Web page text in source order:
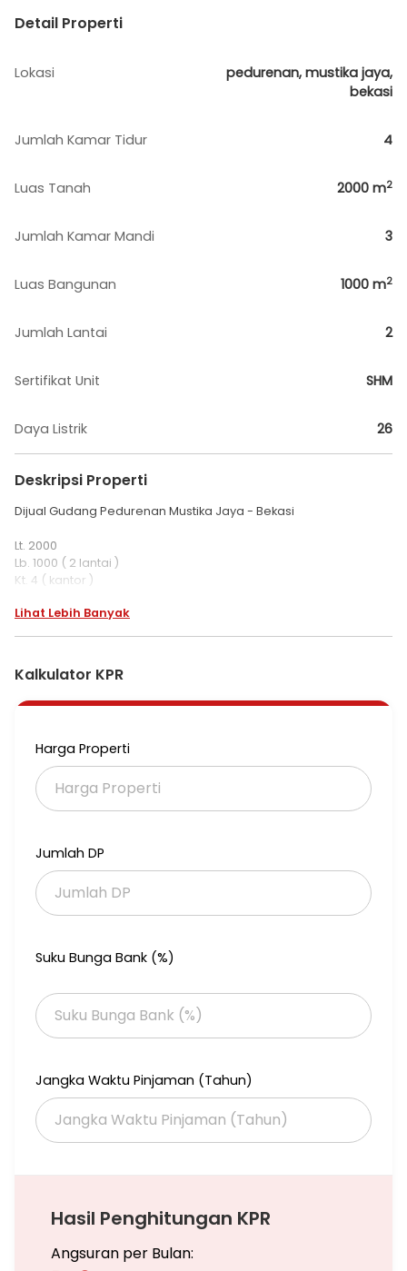
Detail Properti
Lokasi
pedurenan, mustika jaya,
bekasi
Jumlah Kamar Tidur 4
Luas Tanah 2000 m2
Jumlah Kamar Mandi 3
Luas Bangunan 1000 m2
Jumlah Lantai 2
Sertifikat Unit SHM
Daya Listrik 26
Deskripsi Properti
Dijual Gudang Pedurenan Mustika Jaya - Bekasi
Lt. 2000
Lb. 1000 ( 2 lantai )
Kt. 4 ( kantor )
Listrik 26.000 + 3000
Hrg 14.5 M turun jadi 9 M
Lihat Lebih Banyak
Kalkulator KPR
Harga Properti
Jumlah DP
Suku Bunga Bank (%)
Jangka Waktu Pinjaman (Tahun)
Hasil Penghitungan KPR
Angsuran per Bulan: